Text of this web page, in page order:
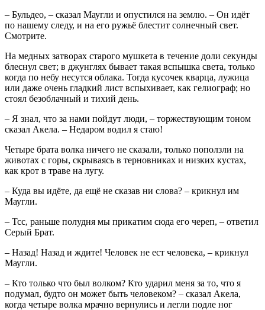
– Бульдео, – сказал Маугли и опустился на землю. – Он идёт
по нашему следу, и на его ружьё блестит солнечный свет.
Смотрите.
На медных затворах старого мушкета в течение доли секунды
блеснул свет; в джунглях бывает такая вспышка света, только
когда по небу несутся облака. Тогда кусочек кварца, лужица
или даже очень гладкий лист вспыхивает, как гелиограф; но
стоял безоблачный и тихий день.
– Я знал, что за нами пойдут люди, – торжествующим тоном
сказал Акела. – Недаром водил я стаю!
Четыре брата волка ничего не сказали, только поползли на
животах с горы, скрываясь в терновниках и низких кустах,
как крот в траве на лугу.
– Куда вы идёте, да ещё не сказав ни слова? – крикнул им
Маугли.
– Тсс, раньше полудня мы прикатим сюда его череп, – ответил
Серый Брат.
– Назад! Назад и ждите! Человек не ест человека, – крикнул
Маугли.
– Кто только что был волком? Кто ударил меня за то, что я
подумал, будто он может быть человеком? – сказал Акела,
когда четыре волка мрачно вернулись и легли подле ног